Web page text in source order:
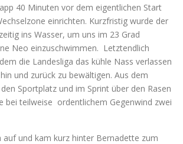
40 Minuten vor dem eigentlichen Start
einrichten. Kurzfristig wurde der
ins Wasser, um uns im 23 Grad
Neo einzuschwimmen. Letztendlich
die Landesliga das kühle Nass verlassen
und zurück zu bewältigen. Aus dem
Sportplatz und im Sprint über den Rasen
bei teilweise ordentlichem Gegenwind zwei
und kam kurz hinter Bernadette zum